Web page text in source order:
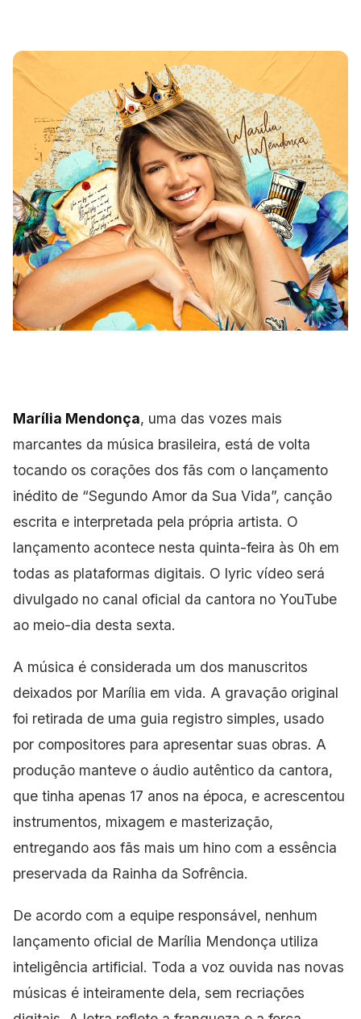
Marília Mendonça, uma das vozes mais
marcantes da música brasileira, está de volta
tocando os corações dos fãs com o lançamento
inédito de “Segundo Amor da Sua Vida”, canção
escrita e interpretada pela própria artista. O
lançamento acontece nesta quinta-feira às 0h em
todas as plataformas digitais. O lyric vídeo será
divulgado no canal oficial da cantora no YouTube
ao meio-dia desta sexta.
A música é considerada um dos manuscritos
deixados por Marília em vida. A gravação original
foi retirada de uma guia registro simples, usado
por compositores para apresentar suas obras. A
produção manteve o áudio autêntico da cantora,
que tinha apenas 17 anos na época, e acrescentou
instrumentos, mixagem e masterização,
entregando aos fãs mais um hino com a essência
preservada da Rainha da Sofrência.
De acordo com a equipe responsável, nenhum
lançamento oficial de Marília Mendonça utiliza
inteligência artificial. Toda a voz ouvida nas novas
músicas é inteiramente dela, sem recriações